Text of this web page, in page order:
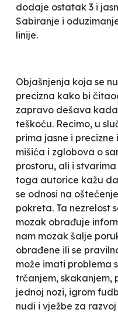
dodaje ostatak 3 i
Sabiranje i
linije.
Objašnjenja koja se
precizna kako bi
zapravo dešava
teškoću. Recimo, u
prima jasne i
mišića i zglobova o
prostoru, ali i
toga autorice kažu
se odnosi na
pokreta. Ta nezrelost
mozak obrađuje
nam mozak šalje
obrađene ili se
može imati problema
trčanjem, skakanjem,
jednoj nozi, igrom
nudi i vježbe za